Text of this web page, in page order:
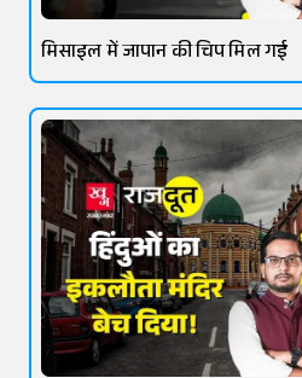
मिसाइल में जापान की चिप मिल गई